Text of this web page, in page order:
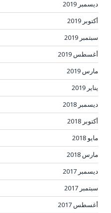
ديسمبر 2019
أكتوبر 2019
سبتمبر 2019
أغسطس 2019
مارس 2019
يناير 2019
ديسمبر 2018
أكتوبر 2018
مايو 2018
مارس 2018
ديسمبر 2017
سبتمبر 2017
أغسطس 2017